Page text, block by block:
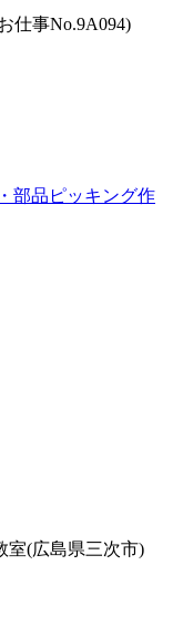
仕事No.9A094)
部品ピッキング作
室(広島県三次市)